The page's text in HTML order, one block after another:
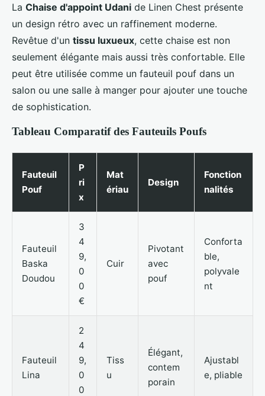
La Chaise d'appoint Udani de Linen Chest présente
un design rétro avec un raffinement moderne.
Revêtue d'un tissu luxueux, cette chaise est non
seulement élégante mais aussi très confortable. Elle
peut être utilisée comme un fauteuil pouf dans un
salon ou une salle à manger pour ajouter une touche
de sophistication.
Tableau Comparatif des Fauteuils Poufs
Fauteuil
Pouf
P
ri
x
Mat
ériau
Design
Fonction
nalités
Fauteuil
Baska
Doudou
3
4
9,
0
0
€
Cuir
Pivotant
avec
pouf
Conforta
ble,
polyvale
nt
Fauteuil
Lina
2
4
9,
0
0
Tiss
u
Élégant,
contem
porain
Ajustabl
e, pliable